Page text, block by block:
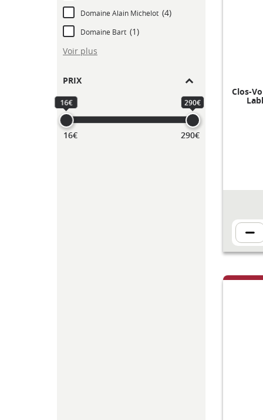
Domaine Alain Michelot (4)
Domaine Bart (1)
Voir plus
PRIX
16€ 290€
16€ 290€
Clos-